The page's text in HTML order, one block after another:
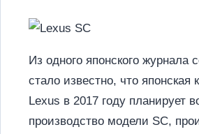
Из одного японского журнала
стало известно, что японская
Lexus в 2017 году планирует
производство модели SC,